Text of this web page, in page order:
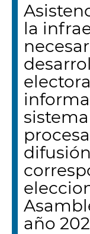
la
año